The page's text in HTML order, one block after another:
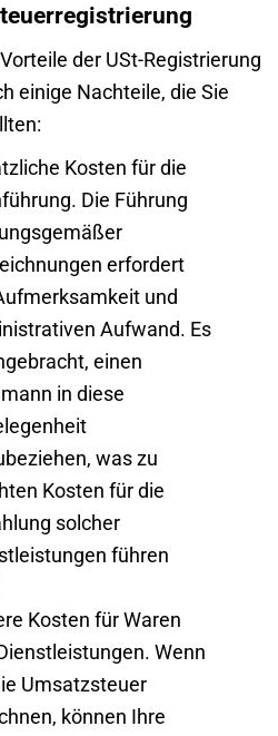
der USt-Registrierung
einige Nachteile, die Sie
Kosten für die
Die Führung
erfordert
und
Aufwand. Es
einen
in diese
was zu
Kosten für die
solcher
führen
Kosten für Waren
Wenn
Umsatzsteuer
können Ihre